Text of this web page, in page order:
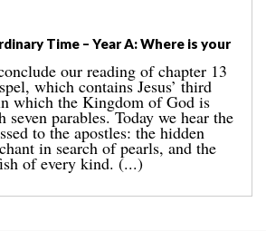
is like…’. After the parable
we heard last Sunday, today’s
with three more parables that
of the presence of the kingdom of
We are in chapter 13 of the
to Matthew, in what is commonly
in parables’. (...)